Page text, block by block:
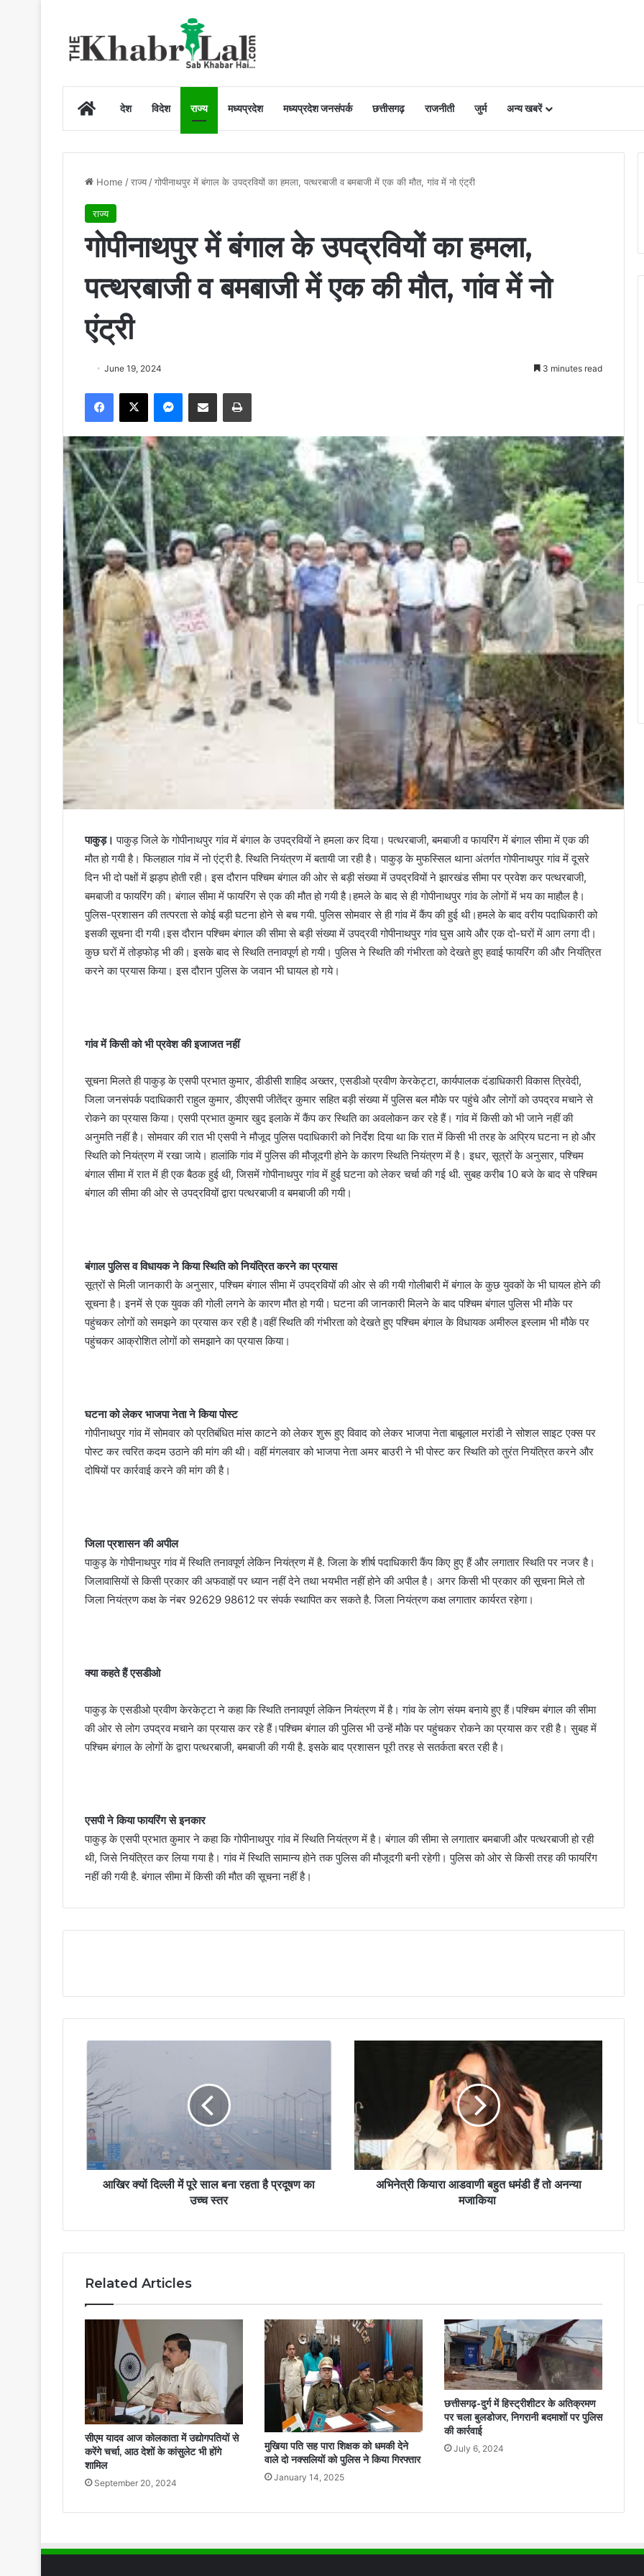
Homeदेश विदेश राज्य मध्यप्रदेश मध्यप्रदेश जनसंपर्क छत्तीसगढ़ राजनीती जुर्म अन्य खबरें
Home /राज्य /गोपीनाथपुर में बंगाल के उपद्रवियों का हमला, पत्थरबाजी व बमबाजी में एक की मौत, गांव में नो एंट्री
राज्य
गोपीनाथपुर में बंगाल के उपद्रवियों का हमला,
पत्थरबाजी व बमबाजी में एक की मौत, गांव में नो
एंट्री
June 19, 2024 3 minutes read
पाकुड़।पाकुड़ जिले के गोपीनाथपुर गांव में बंगाल के उपद्रवियों ने हमला कर दिया। पत्थरबाजी, बमबाजी व फायरिंग में बंगाल सीमा में एक की
मौत हो गयी है। फिलहाल गांव में नो एंट्री है. स्थिति नियंत्रण में बतायी जा रही है। पाकुड़ के मुफस्सिल थाना अंतर्गत गोपीनाथपुर गांव में दूसरे
दिन भी दो पक्षों में झड़प होती रही। इस दौरान पश्चिम बंगाल की ओर से बड़ी संख्या में उपद्रवियों ने झारखंड सीमा पर प्रवेश कर पत्थरबाजी,
बमबाजी व फायरिंग की। बंगाल सीमा में फायरिंग से एक की मौत हो गयी है।हमले के बाद से ही गोपीनाथपुर गांव के लोगों में भय का माहौल है।
पुलिस-प्रशासन की तत्परता से कोई बड़ी घटना होने से बच गयी. पुलिस सोमवार से ही गांव में कैंप की हुई थी।हमले के बाद वरीय पदाधिकारी को
इसकी सूचना दी गयी।इस दौरान पश्चिम बंगाल की सीमा से बड़ी संख्या में उपद्रवी गोपीनाथपुर गांव घुस आये और एक दो-घरों में आग लगा दी।
कुछ घरों में तोड़फोड़ भी की। इसके बाद से स्थिति तनावपूर्ण हो गयी। पुलिस ने स्थिति की गंभीरता को देखते हुए हवाई फायरिंग की और नियंत्रित
करने का प्रयास किया। इस दौरान पुलिस के जवान भी घायल हो गये।
गांव में किसी को भी प्रवेश की इजाजत नहीं
सूचना मिलते ही पाकुड़ के एसपी प्रभात कुमार, डीडीसी शाहिद अख्तर, एसडीओ प्रवीण केरकेट्टा, कार्यपालक दंडाधिकारी विकास त्रिवेदी,
जिला जनसंपर्क पदाधिकारी राहुल कुमार, डीएसपी जीतेंद्र कुमार सहित बड़ी संख्या में पुलिस बल मौके पर पहुंचे और लोगों को उपद्रव मचाने से
रोकने का प्रयास किया। एसपी प्रभात कुमार खुद इलाके में कैंप कर स्थिति का अवलोकन कर रहे हैं। गांव में किसी को भी जाने नहीं की
अनुमति नहीं है। सोमवार की रात भी एसपी ने मौजूद पुलिस पदाधिकारी को निर्देश दिया था कि रात में किसी भी तरह के अप्रिय घटना न हो और
स्थिति को नियंत्रण में रखा जाये। हालांकि गांव में पुलिस की मौजूदगी होने के कारण स्थिति नियंत्रण में है। इधर, सूत्रों के अनुसार, पश्चिम
बंगाल सीमा में रात में ही एक बैठक हुई थी, जिसमें गोपीनाथपुर गांव में हुई घटना को लेकर चर्चा की गई थी. सुबह करीब 10 बजे के बाद से पश्चिम
बंगाल की सीमा की ओर से उपद्रवियों द्वारा पत्थरबाजी व बमबाजी की गयी।
बंगाल पुलिस व विधायक ने किया स्थिति को नियंत्रित करने का प्रयास
सूत्रों से मिली जानकारी के अनुसार, पश्चिम बंगाल सीमा में उपद्रवियों की ओर से की गयी गोलीबारी में बंगाल के कुछ युवकों के भी घायल होने की
सूचना है। इनमें से एक युवक की गोली लगने के कारण मौत हो गयी। घटना की जानकारी मिलने के बाद पश्चिम बंगाल पुलिस भी मौके पर
पहुंचकर लोगों को समझने का प्रयास कर रही है।वहीं स्थिति की गंभीरता को देखते हुए पश्चिम बंगाल के विधायक अमीरुल इस्लाम भी मौके पर
पहुंचकर आक्रोशित लोगों को समझाने का प्रयास किया।
घटना को लेकर भाजपा नेता ने किया पोस्ट
गोपीनाथपुर गांव में सोमवार को प्रतिबंधित मांस काटने को लेकर शुरू हुए विवाद को लेकर भाजपा नेता बाबूलाल मरांडी ने सोशल साइट एक्स पर
पोस्ट कर त्वरित कदम उठाने की मांग की थी। वहीं मंगलवार को भाजपा नेता अमर बाउरी ने भी पोस्ट कर स्थिति को तुरंत नियंत्रित करने और
दोषियों पर कार्रवाई करने की मांग की है।
जिला प्रशासन की अपील
पाकुड़ के गोपीनाथपुर गांव में स्थिति तनावपूर्ण लेकिन नियंत्रण में है. जिला के शीर्ष पदाधिकारी कैंप किए हुए हैं और लगातार स्थिति पर नजर है।
जिलावासियों से किसी प्रकार की अफवाहों पर ध्यान नहीं देने तथा भयभीत नहीं होने की अपील है। अगर किसी भी प्रकार की सूचना मिले तो
जिला नियंत्रण कक्ष के नंबर 92629 98612 पर संपर्क स्थापित कर सकते है. जिला नियंत्रण कक्ष लगातार कार्यरत रहेगा।
क्या कहते हैं एसडीओ
पाकुड़ के एसडीओ प्रवीण केरकेट्टा ने कहा कि स्थिति तनावपूर्ण लेकिन नियंत्रण में है। गांव के लोग संयम बनाये हुए हैं।पश्चिम बंगाल की सीमा
की ओर से लोग उपद्रव मचाने का प्रयास कर रहे हैं।पश्चिम बंगाल की पुलिस भी उन्हें मौके पर पहुंचकर रोकने का प्रयास कर रही है। सुबह में
पश्चिम बंगाल के लोगों के द्वारा पत्थरबाजी, बमबाजी की गयी है. इसके बाद प्रशासन पूरी तरह से सतर्कता बरत रही है।
एसपी ने किया फायरिंग से इनकार
पाकुड़ के एसपी प्रभात कुमार ने कहा कि गोपीनाथपुर गांव में स्थिति नियंत्रण में है। बंगाल की सीमा से लगातार बमबाजी और पत्थरबाजी हो रही
थी, जिसे नियंत्रित कर लिया गया है। गांव में स्थिति सामान्य होने तक पुलिस की मौजूदगी बनी रहेगी। पुलिस को ओर से किसी तरह की फायरिंग
नहीं की गयी है. बंगाल सीमा में किसी की मौत की सूचना नहीं है।
आखिर क्यों दिल्ली में पूरे साल बना रहता है प्रदूषण का
उच्च स्तर
अभिनेत्री कियारा आडवाणी बहुत धमंडी हैं तो अनन्या
मजाकिया
Related Articles
सीएम यादव आज कोलकाता में उद्योगपतियों से
करेंगे चर्चा, आठ देशों के कांसुलेट भी होंगे
शामिल
September 20, 2024
मुखिया पति सह पारा शिक्षक को धमकी देने
वाले दो नक्सलियों को पुलिस ने किया गिरफ्तार
January 14, 2025
छत्तीसगढ़-दुर्ग में हिस्ट्रीशीटर के अतिक्रमण
पर चला बुलडोजर, निगरानी बदमाशों पर पुलिस
की कार्रवाई
July 6, 2024